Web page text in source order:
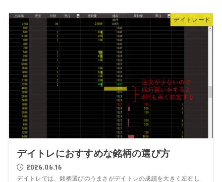
デイトレード
デイトレにおすすめな銘柄の選び方
2026.06.16
デイトレでは、銘柄選びのうまさがデイトレの成績を大きく左右し